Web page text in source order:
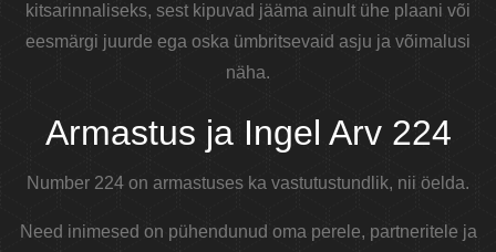
kitsarinnaliseks, sest kipuvad jääma ainult ühe plaani või
eesmärgi juurde ega oska ümbritsevaid asju ja võimalusi
näha.
Armastus ja Ingel Arv 224
Number 224 on armastuses ka vastutustundlik, nii öelda.
Need inimesed on pühendunud oma perele, partneritele ja